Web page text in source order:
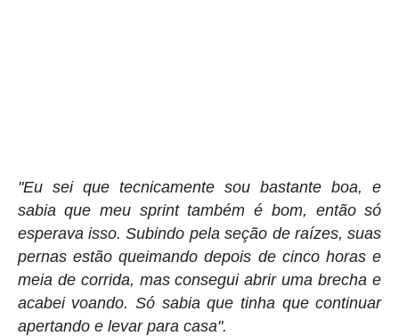
"Eu sei que tecnicamente sou bastante boa, e
sabia que meu sprint também é bom, então só
esperava isso. Subindo pela seção de raízes, suas
pernas estão queimando depois de cinco horas e
meia de corrida, mas consegui abrir uma brecha e
acabei voando. Só sabia que tinha que continuar
apertando e levar para casa".